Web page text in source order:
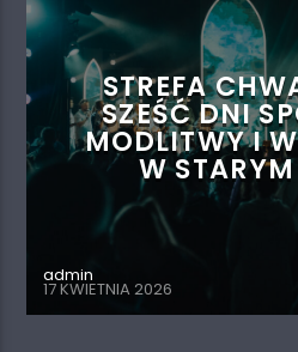
STREFA
SZEŚĆ DNI
MODLITWY I
W
admin
17 KWIETNIA 2026